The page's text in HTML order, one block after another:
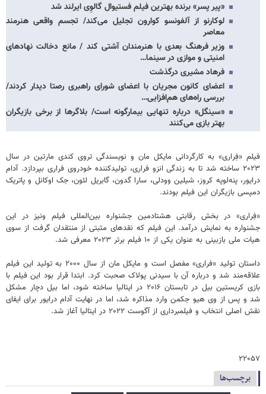
«پیر پسر» برنده بهترین فیلم فستیوال گالوِی ایرلند شد
لوکارنو از آلفونسو کوارون تجلیل می‌کند/ تجسم واقعی هنرمند
معاصر
وزیر فرهنگ بعدی با هنرمندان آشتی کند / مانع دخالت نهادهای
امنیتی و موازی در سینما…
فرهاد مشیری درگذشت
اعضای کانون مجریان با اعضای شورای راهبری رصتا دیدار کردند/
بررسی راه‌های هم‌افزایی…
«سینگل» درباره تنهایی بیمارگونه است/ بلاگرها از برخی بازیگران
بهتر بازی می‌کنند
فیلم «فِراری» به کارگردانی مایکل مان و نویسندگی تروی کندی مارتین در سال
۲۰۲۳ ساخته شد تا به زندگی انزو فراری، تولیدکننده خودروی فراری بپردازد. آدام
درایور، پنه‌لوپه کروز، شیلین وودلی، سارا گدون، گابریل لئون، جک اوکانل و پاتریک
دمپسی بازیگران این فیلم بودند.
«فِراری» در بخش رقابتی هشتادمین جشنواره بین‌المللی فیلم ونیز در این
جشنواره به نمایش درآمد. این فیلم که نقدهای مثبتی از منتقدان گرفت از سوی
هیات ملی بازبینی به عنوان یکی از ۱۰ فیلم برتر ۲۰۲۳ معرفی شد.
داستان تولید «فراری» مفصل است و مایکل مان از سال ۲۰۰۰ به تولید این فیلم
علاقه‌مند شد و درباره آن با سیدنی پولاک صحبت کرد. ابتدا قرار بود این فیلم با
بازی کریستین بیل در تابستان ۲۰۱۶ در ایتالیا ساخته شود، اما بیل دچار مشکل
شد و پس از وی هیو جکمن وارد مذاکره شد، اما در نهایت آدام درایور برای ایفای
نقش اصلی انتخاب و فیلمبرداری از آگوست ۲۰۲۲ در ایتالیا آغاز شد.
۲۲۰۵۷
برچسب‌ها